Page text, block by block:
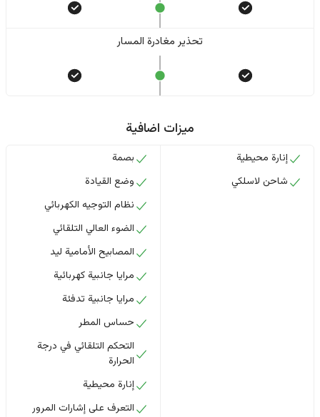
تحذير مغادرة المسار
ميزات اضافية
إنارة محيطية
شاحن لاسلكي
بصمة
وضع القيادة
نظام التوجيه الكهربائي
الضوء العالي التلقائي
المصابيح الأمامية ليد
مرايا جانبية كهربائية
مرايا جانبية تدفئة
حساس المطر
التحكم التلقائي في درجة
الحرارة
إنارة محيطية
التعرف على إشارات المرور